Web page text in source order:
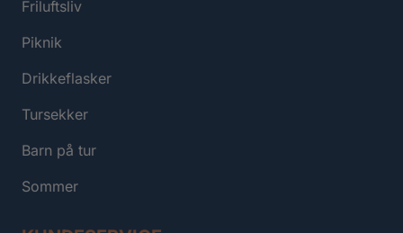
Friluftsliv
Piknik
Drikkeflasker
Tursekker
Barn på tur
Sommer